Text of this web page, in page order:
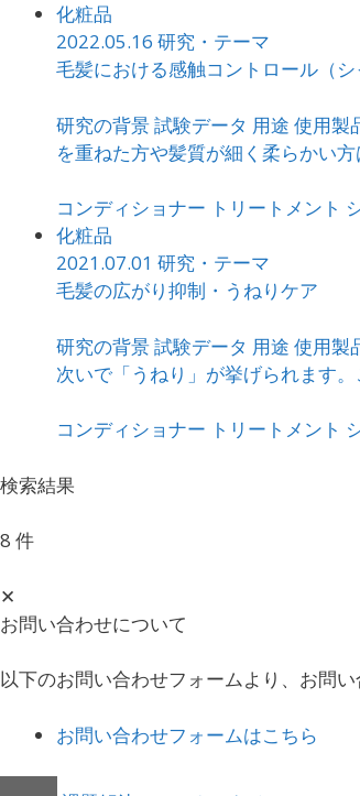
化粧品
2022.05.16 研究・テーマ
毛髪における感触コントロール（シ
研究の背景 試験データ 用途 使用
を重ねた方や髪質が細く柔らかい
コンディショナー トリートメント
化粧品
2021.07.01 研究・テーマ
毛髪の広がり抑制・うねりケア
研究の背景 試験データ 用途 使用
次いで「うねり」が挙げられます
コンディショナー トリートメント
検索結果
8 件
✕
お問い合わせについて
以下のお問い合わせフォームより、お問
お問い合わせフォームはこちら